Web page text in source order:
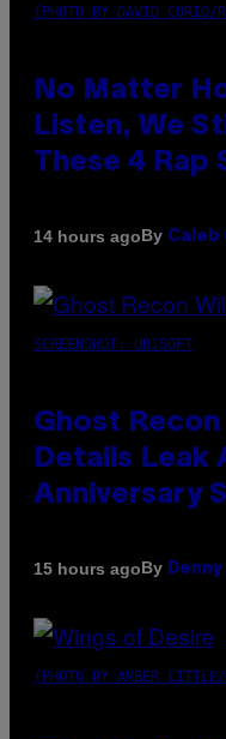
(PHOTO BY DAVID CORIO/
No Matter
Listen, We
These 4 Rap
14 hours agoBy Caleb
SCREENSHOT: UBISOFT
Ghost
Details Leak
Anniversary
15 hours agoBy
(PHOTO BY AMBER LITTLE/